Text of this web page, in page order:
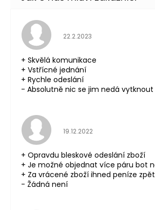
Hodnocení obchodu je 5 z
22.2.2023
+ Skvělá komunikace
+ Vstřícné jednání
+ Rychle odeslání
- Absolutně nic se jim nedá vytknout
Hodnocení obchodu je 5 z
19.12.2022
+ Opravdu bleskové odeslání zboží
+ Je možné objednat více páru bot
+ Za vrácené zboží ihned peníze
- Žádná není